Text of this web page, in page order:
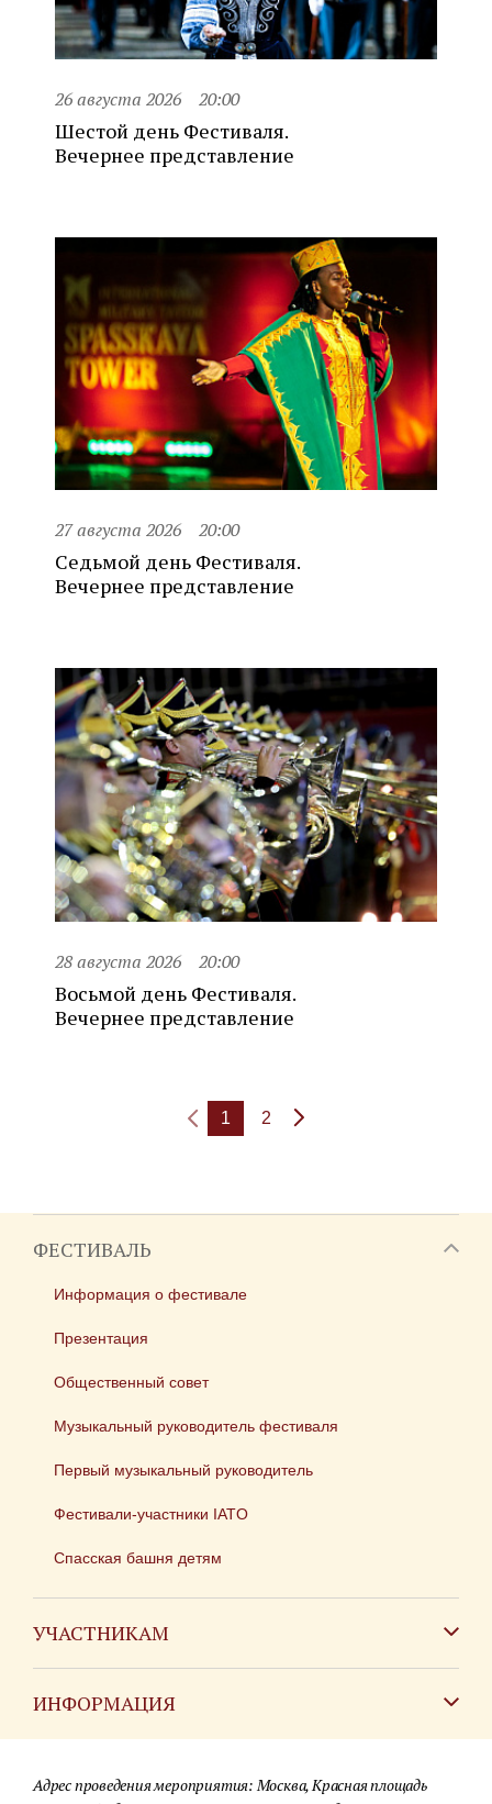
26 августа 2026 20:00
Шестой день Фестиваля.
Вечернее представление
27 августа 2026 20:00
Седьмой день Фестиваля.
Вечернее представление
28 августа 2026 20:00
Восьмой день Фестиваля.
Вечернее представление
1 2
ФЕСТИВАЛЬ
Информация о фестивале
Презентация
Общественный совет
Музыкальный руководитель фестиваля
Первый музыкальный руководитель
Фестивали-участники IATO
Спасская башня детям
УЧАСТНИКАМ
ИНФОРМАЦИЯ
Для СМИ
Адрес проведения мероприятия: Москва, Красная площадь